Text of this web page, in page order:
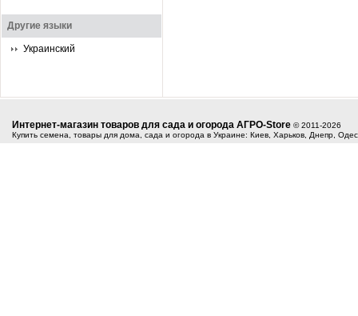
Другие языки
Украинский
Интернет-магазин товаров для сада и огорода АГРО-Store © 2011-2026
Купить семена, товары для дома, сада и огорода в Украине: Киев, Харьков, Днепр,